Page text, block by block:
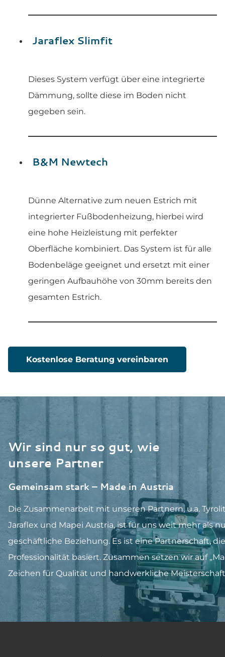
Jaraflex Slimfit
Dieses System verfügt über eine integrierte
Dämmung, sollte diese im Boden nicht
gegeben sein.
B&M Newtech
Dünne Alternative zum neuen Estrich mit
integrierter Fußbodenheizung, hierbei wird
eine hohe Heizleistung mit perfekter
Oberfläche kombiniert. Das System ist für alle
Bodenbeläge geeignet und ersetzt mit einer
geringen Aufbauhöhe von 30mm bereits den
gesamten Estrich.
Kostenlose Beratung vereinbaren
Wir sind nur so gut, wie
unsere Partner
Gemeinsam stark – Made in Austria
Die Zusammenarbeit mit unseren Partnern, u.a.
Jaraflex und Mapei Austria, ist für uns weit mehr als
geschäftliche Beziehung. Es ist eine Partnerschaft,
Professionalität basiert. Zusammen setzen wir auf
Zeichen für Qualität und handwerkliche